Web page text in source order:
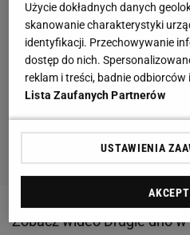
Zobacz wideoDrugie dno
Użycie dokładnych danych
skanowanie charakterystyki
identyfikacji. Przechowywanie
dostęp do nich.
reklam i treści, badnie odbiorców
Lista Zaufanych Partnerów
USTAWIENIA